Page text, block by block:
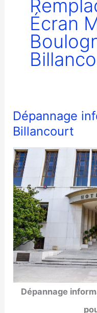
Écran
Dépannage
Billancourt
Dépannage